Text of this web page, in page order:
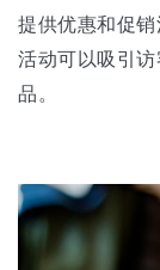
提供优惠和促
活动可以吸引
品。